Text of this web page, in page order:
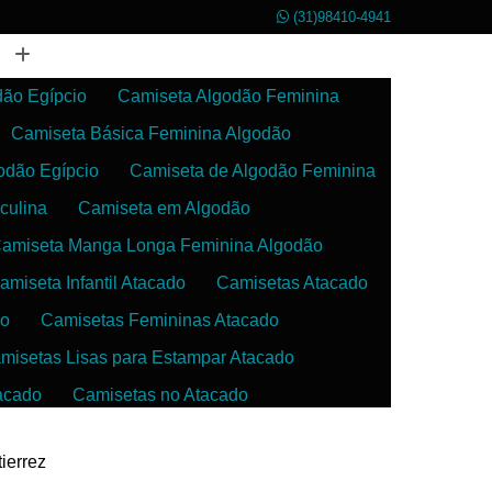
(31)98410-4941
Egípcio
Camiseta Algodão Feminina
Camiseta Básica Feminina Algodão
Egípcio
Camiseta de Algodão Feminina
Camiseta em Algodão
Manga Longa Feminina Algodão
Infantil Atacado
Camisetas Atacado
Camisetas Femininas Atacado
Lisas para Estampar Atacado
Camisetas no Atacado